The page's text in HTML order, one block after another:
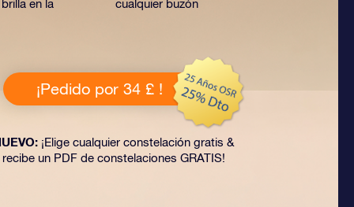
en la
cualquier buzón
¡Pedido por 34 £ !
¡Elige cualquier constelación gratis &
recibe un PDF de constelaciones GRATIS!